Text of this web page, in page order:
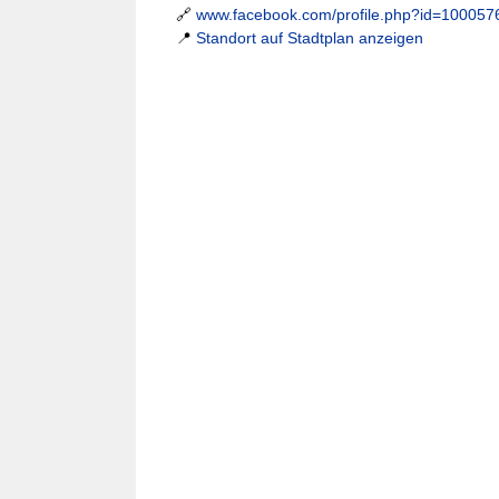
🔗 www.facebook.com/
📍 Standort auf Stadtplan anzeigen